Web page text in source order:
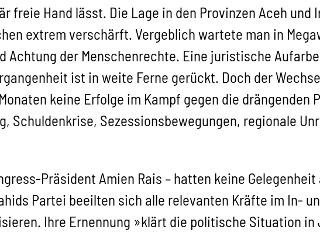
freie Hand lässt. Die Lage in den Provinzen Aceh und
extrem verschärft. Vergeblich wartete man in
Achtung der Menschenrechte. Eine juristische
ist in weite Ferne gerückt. Doch der
keine Erfolge im Kampf gegen die drängenden
Schuldenkrise, Sezessionsbewegungen, regionale
Präsident Amien Rais – hatten keine
Partei beeilten sich alle relevanten Kräfte im In-
Ihre Ernennung »klärt die politische Situation